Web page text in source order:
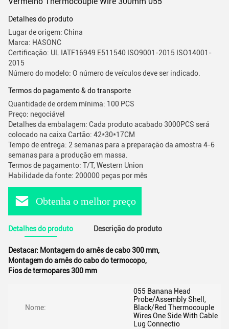
Detalhes do produto
Lugar de origem: China
Marca: HASONC
Certificação: UL IATF16949 E511540 ISO9001-2015 ISO14001-
2015
Número do modelo: O número de veículos deve ser indicado.
Termos do pagamento & do transporte
Quantidade de ordem mínima: 100 PCS
Preço: negociável
Detalhes da embalagem: Cada produto acabado 3000PCS será
colocado na caixa Cartão: 42*30*17CM
Tempo de entrega: 2 semanas para a preparação da amostra 4-6
semanas para a produção em massa.
Termos de pagamento: T/T, Western Union
Habilidade da fonte: 200000 peças por mês
Obtenha o melhor preço
Detalhes do produto Descrição do produto
Destacar: Montagem do arnês de cabo 300 mm,
Montagem do arnês do cabo do termocopo,
Fios de termopares 300 mm
Nome:
055 Banana Head
Probe/Assembly Shell,
Black/Red Thermocouple
Wires One Side With Cable
Lug Connectio